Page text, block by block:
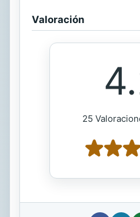
Valoración
25